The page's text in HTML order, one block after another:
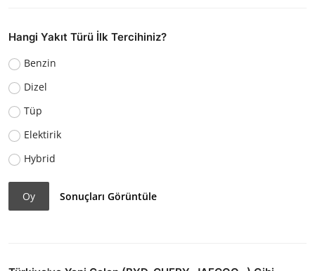
Hangi Yakıt Türü İlk Tercihiniz?
Benzin
Dizel
Tüp
Elektirik
Hybrid
Oy Sonuçları Görüntüle